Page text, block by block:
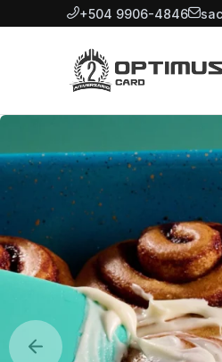
+504 9906-4846